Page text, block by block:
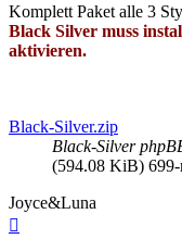
Komplett Paket alle 3
Black Silver muss
aktivieren.
Black-Silver.zip
Black-Silver
(594.08 KiB) 699-
Joyce&Luna